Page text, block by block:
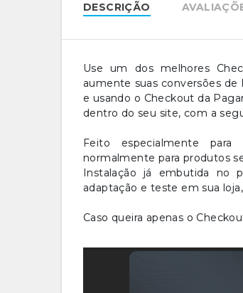
DESCRIÇÃO
Use um dos melhores
aumente suas conversões
e usando o Checkout da
dentro do seu site, com a
Feito especialmente
normalmente para produtos
Instalação já embutida no
adaptação e teste em sua
Caso queira apenas o